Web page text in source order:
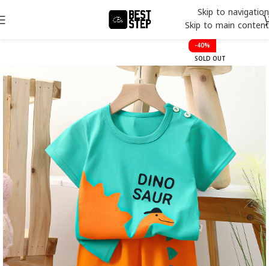
Skip to navigation
Skip to main content
-40%
SOLD OUT